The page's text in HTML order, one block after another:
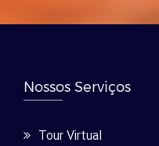
Nossos Serviços
Tour Virtual